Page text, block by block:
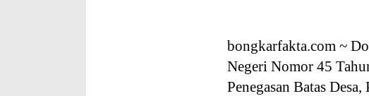
bongkarfakta.com ~
Negeri Nomor 45
Penegasan Batas